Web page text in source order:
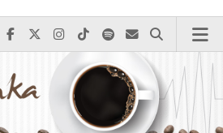
Najlepiej po prostu do nas zadzwoń
Odwiedź nas na Facebook-u
Odwiedź nas na X
Odwiedź nas na Instagram-ie
Odwiedź nas na TikTok-u
Szukaj nas na Spotify
Wyślij do nas
Szukaj